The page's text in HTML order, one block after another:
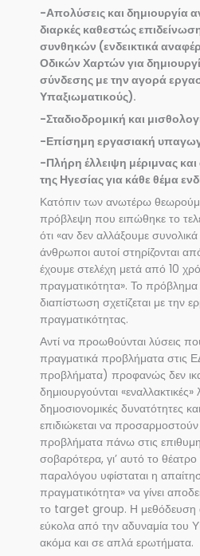
-Απολύσεις και δημιουργία
διαρκές καθεστώς
συνθηκών (ενδεικτικά
Οδικών Χαρτών για
σύνδεσης με την αγορά
Υπαξιωματικούς).
-Σταδιοδρομική και
-Επίσημη εργασιακή
-Πλήρη έλλειψη μέριμνας
της Ηγεσίας για κάθε θέμα
Κατόπιν των ανωτέρω
πρόβλεψη που ειπώθηκε το
ότι «αν δεν αλλάξουμε
άνθρωποι αυτοί στηρίζονται
έχουμε στελέχη μετά από 10
πραγματικότητα». Το πρόβλημα
διαπίστωση σχετίζεται με την
πραγματικότητας.
Αντί να προωθούνται λύσεις
πραγματικά προβλήματα στις
προβλήματα) προφανώς δεν
δημιουργούνται
δημοσιονομικές δυνατότητες
επιδιώκεται να
προβλήματα πάνω στις
σοβαρότερα, γι’ αυτό το θέατρο
παραλόγου υφίσταται η
πραγματικότητα» να γίνει
το target group. Η μεθόδευση
εύκολα από την αδυναμία του
ακόμα και σε απλά ερωτήματα.